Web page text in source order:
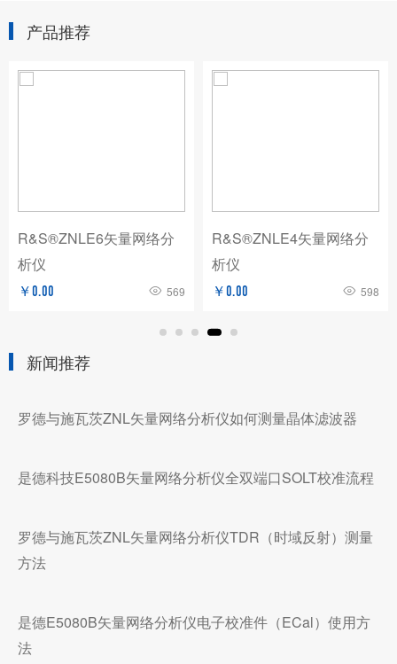
产品推荐
R&S®ZNLE6矢量网络分
析仪
￥0.00 569
R&S®ZNLE4矢量网络分
析仪
￥0.00 598
新闻推荐
罗德与施瓦茨ZNL矢量网络分析仪如何测量晶体滤波器
是德科技E5080B矢量网络分析仪全双端口SOLT校准流程
罗德与施瓦茨ZNL矢量网络分析仪TDR（时域反射）测量
方法
是德E5080B矢量网络分析仪电子校准件（ECal）使用方
法